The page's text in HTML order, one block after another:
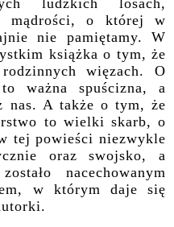
ludzkich losach,
mądrości, o której w
nie pamiętamy. W
książka o tym, że
więzach. O
ważna spuścizna, a
nas. A także o tym, że
to wielki skarb, o
tej powieści niezwykle
oraz swojsko, a
nacechowanym
w którym daje się